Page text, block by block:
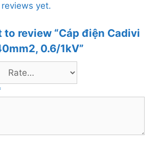
yet.
to review “Cáp điện Cadivi
0.6/1kV”